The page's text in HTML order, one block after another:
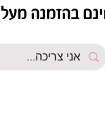
בהזמנה מעל 299₪